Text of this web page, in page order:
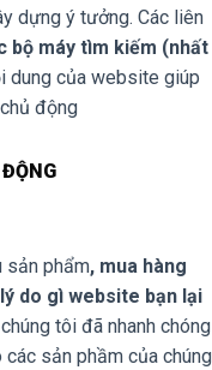
dựng ý tưởng. Các liên
bộ máy tìm kiếm (nhất
dung của website giúp
động
sản phẩm, mua hàng
do gì website bạn lại
tôi đã nhanh chóng
sản phầm của chúng